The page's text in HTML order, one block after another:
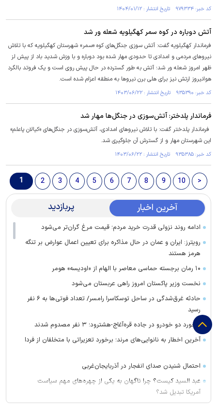
کد خبر: ۹۷۹۳۳۴ تاریخ انتشار : ۱۴۰۴/۰۱/۱۲
آتش دوباره در کوه سمر کهگیلویه شعله ور شد
فرماندار کهگیلویه گفت: آتش سوزی جنگل‌های کوه «سمر» شهرستان کهگیلویه که با تلاش
نیرو‌های مردمی و امدادی تا حدودی مهار شده بود دوباره و با وزش شدید باد از پیش لز
ظهر امروز شعله ور شد؛ آتش به طور گسترده در حال پیش روی است و یک فروتد بالگرد
هوانیروز ارتش نیز برای هلی برن نیرو‌ها به منطقه اعزام شده است.
کد خبر: ۹۳۵۳۹۰ تاریخ انتشار : ۱۴۰۳/۰۶/۲۲
فرماندار پلدختر: آتش‌سوزی در جنگل‌ها مهار شد
فرماندار پلدختر گفت: با تلاش نیرو‌های امدادی، آتش‌سوزی در جنگل‌های «کیالان پاعلم»
این شهرستان مهار و از گسترش آن جلوگیری شد.
کد خبر: ۹۳۵۳۸۵ تاریخ انتشار : ۱۴۰۳/۰۶/۲۲
1 2 3 4 5 6 7 8 9 10 >
آخرین اخبار پربازدید
ادامه روند نزولی قدرت خرید مردم؛ قیمت مرغ گران‌تر می‌شود
رویترز: ایران و عمان در حال مذاکره برای تعیین اعمال عوارض بر تنگه
هرمز هستند
۱۰ رمان برجسته حماسی معاصر با الهام از «اودیسه» هومر
نخست وزیر پاکستان امروز راهی عربستان می‌شود
حادثه غرق‌شدگی در ساحل توسکاسرا رامسر/ تعداد فوتی‌ها به ۶ نفر
رسید
برخورد دو خودرو در جاده قره‌آغاج-هشترود؛ ۳ نفر مصدوم شدند
آخرین اخطار به نانوایی‌های مرند؛ برخورد تعزیراتی با متخلفان از فردا
احتمال شنیدن صدای انفجار در آذربایجان‌غربی
عبد السید کیست؟ چرا ناگهان به یکی از چهره‌های مهم سیاست
آمریکا تبدیل شد؟